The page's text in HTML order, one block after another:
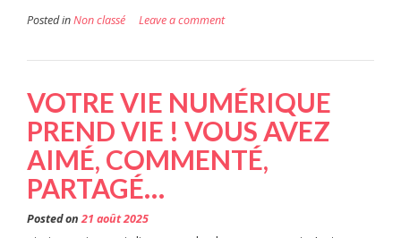
Posted inNon classé Leave a comment
VOTRE VIE NUMÉRIQUE
PREND VIE ! VOUS AVEZ
AIMÉ, COMMENTÉ,
PARTAGÉ…
Posted on21 août 2025